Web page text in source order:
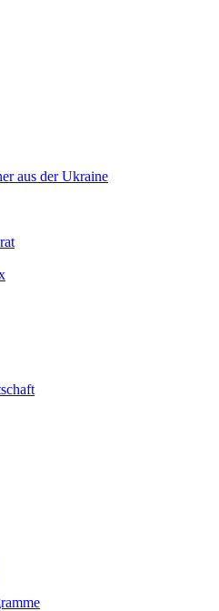
aus der Ukraine